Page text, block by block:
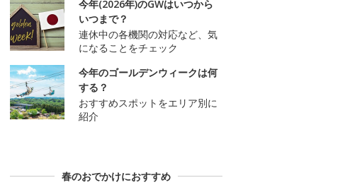
今年(2026年)のGWはいつから
いつまで？
連休中の各機関の対応など、気
になることをチェック
今年のゴールデンウィークは何
する？
おすすめスポットをエリア別に
紹介
春のおでかけにおすすめ